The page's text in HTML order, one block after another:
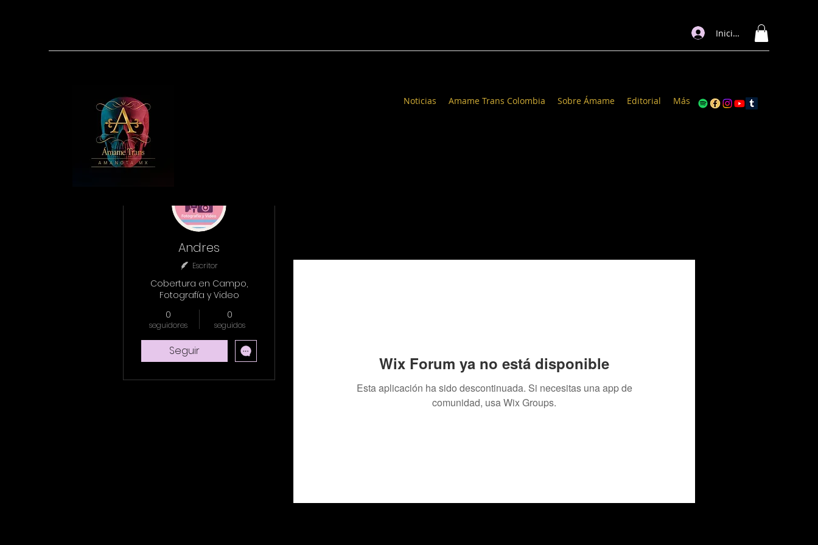
Iniciar sesión
Noticias Amame Trans Colombia Sobre Ámame Editorial Más
Andres
Escritor
Cobertura en Campo,
Fotografía y Video
0
seguidores
0
seguidos
Seguir
Wix Forum ya no está disponible
Esta aplicación ha sido descontinuada. Si necesitas una app de
comunidad, usa Wix Groups.